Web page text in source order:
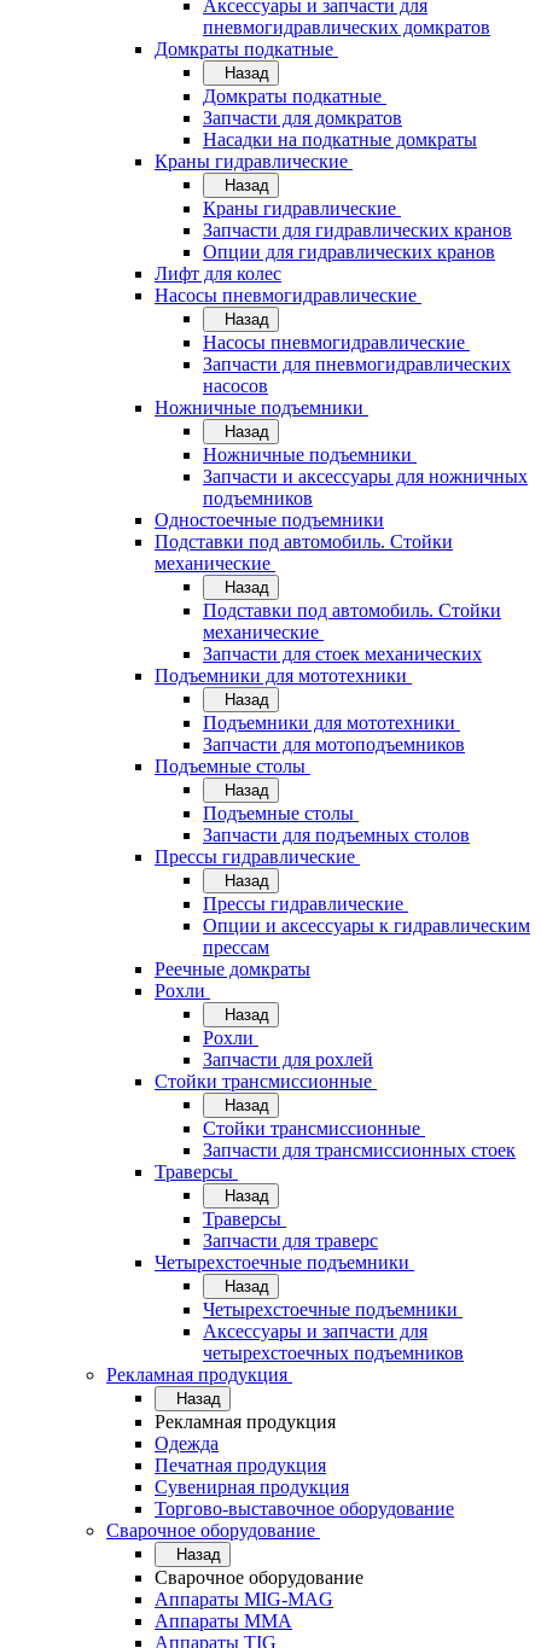
Аксессуары и запчасти для
пневмогидравлических домкратов
Домкраты подкатные
Назад
Домкраты подкатные
Запчасти для домкратов
Насадки на подкатные домкраты
Краны гидравлические
Назад
Краны гидравлические
Запчасти для гидравлических кранов
Опции для гидравлических кранов
Лифт для колес
Насосы пневмогидравлические
Назад
Насосы пневмогидравлические
Запчасти для пневмогидравлических
насосов
Ножничные подъемники
Назад
Ножничные подъемники
Запчасти и аксессуары для ножничных
подъемников
Одностоечные подъемники
Подставки под автомобиль. Стойки
механические
Назад
Подставки под автомобиль. Стойки
механические
Запчасти для стоек механических
Подъемники для мототехники
Назад
Подъемники для мототехники
Запчасти для мотоподъемников
Подъемные столы
Назад
Подъемные столы
Запчасти для подъемных столов
Прессы гидравлические
Назад
Прессы гидравлические
Опции и аксессуары к гидравлическим
прессам
Реечные домкраты
Рохли
Назад
Рохли
Запчасти для рохлей
Стойки трансмиссионные
Назад
Стойки трансмиссионные
Запчасти для трансмиссионных стоек
Траверсы
Назад
Траверсы
Запчасти для траверс
Четырехстоечные подъемники
Назад
Четырехстоечные подъемники
Аксессуары и запчасти для
четырехстоечных подъемников
Рекламная продукция
Назад
Рекламная продукция
Одежда
Печатная продукция
Сувенирная продукция
Торгово-выставочное оборудование
Сварочное оборудование
Назад
Сварочное оборудование
Аппараты MIG-MAG
Аппараты MMA
Аппараты TIG